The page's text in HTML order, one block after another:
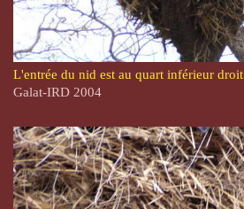
L'entrée du nid est au quart inférieur droit
Galat-IRD 2004